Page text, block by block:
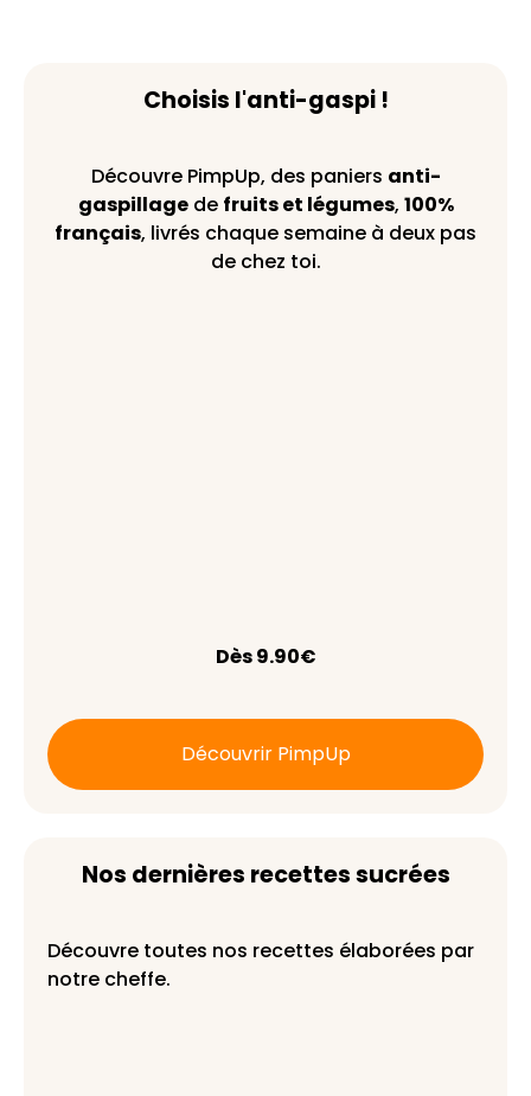
Choisis l'anti-gaspi !
Découvre PimpUp, des paniers anti-
gaspillagede fruits et légumes, 100%
français, livrés chaque semaine à deux pas
de chez toi.
Dès 9.90€
Découvrir PimpUp
Nos dernières recettes sucrées
Découvre toutes nos recettes élaborées par
notre cheffe.